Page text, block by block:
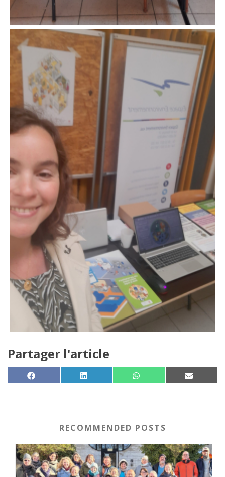
Partager l'article
RECOMMENDED POSTS